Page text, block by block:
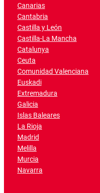
Canarias
Cantabria
Castilla y León
Castilla-La Mancha
Catalunya
Ceuta
Comunidad Valenciana
Euskadi
Extremadura
Galicia
Islas Baleares
La Rioja
Madrid
Melilla
Murcia
Navarra